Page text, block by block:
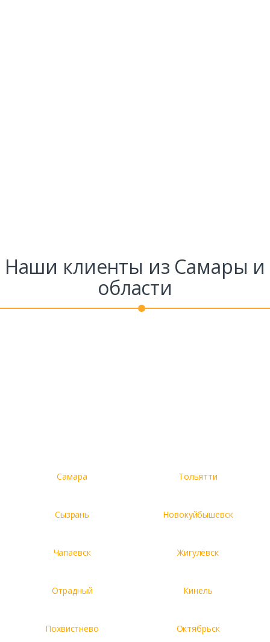
Наши клиенты из Самары и
области
Самара Тольятти
Сызрань Новокуйбышевск
Чапаевск Жигулёвск
Отрадный Кинель
Похвистнево Октябрьск